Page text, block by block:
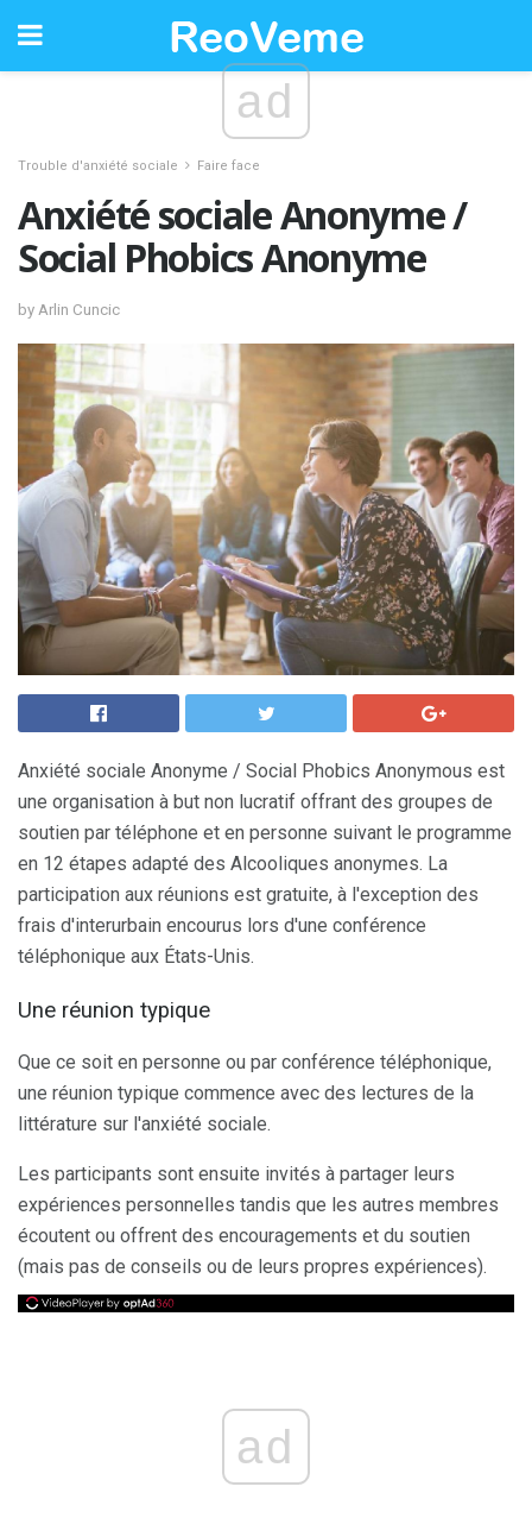
ad
Trouble d'anxiété sociale Faire face
Anxiété sociale Anonyme /
Social Phobics Anonyme
by Arlin Cuncic
Anxiété sociale Anonyme / Social Phobics Anonymous est
une organisation à but non lucratif offrant des groupes de
soutien par téléphone et en personne suivant le programme
en 12 étapes adapté des Alcooliques anonymes. La
participation aux réunions est gratuite, à l'exception des
frais d'interurbain encourus lors d'une conférence
téléphonique aux États-Unis.
Une réunion typique
Que ce soit en personne ou par conférence téléphonique,
une réunion typique commence avec des lectures de la
littérature sur l'anxiété sociale.
Les participants sont ensuite invités à partager leurs
expériences personnelles tandis que les autres membres
écoutent ou offrent des encouragements et du soutien
(mais pas de conseils ou de leurs propres expériences).
ad